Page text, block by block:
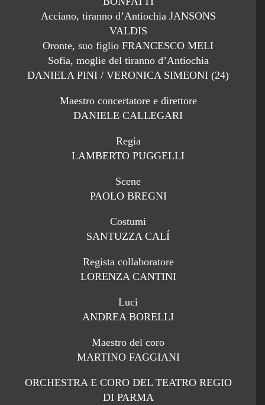
Acciano, tiranno d’Antiochia JANSONS
VALDIS
Oronte, suo figlio FRANCESCO MELI
Sofia, moglie del tiranno d’Antiochia
DANIELA PINI / VERONICA SIMEONI (24)
Maestro concertatore e direttore
DANIELE CALLEGARI
Regia
LAMBERTO PUGGELLI
Scene
PAOLO BREGNI
Costumi
SANTUZZA CALÍ
Regista collaboratore
LORENZA CANTINI
Luci
ANDREA BORELLI
Maestro del coro
MARTINO FAGGIANI
ORCHESTRA E CORO DEL TEATRO REGIO
DI PARMA